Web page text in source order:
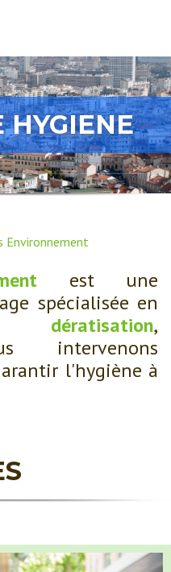
HYGIENE
Environnement
est une
spécialisée en
dératisation,
intervenons
l'hygiène à